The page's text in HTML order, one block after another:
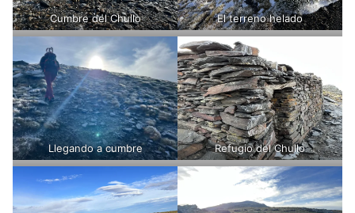
Cumbre del Chullo El terreno helado
Llegando a cumbre Refugio del Chullo